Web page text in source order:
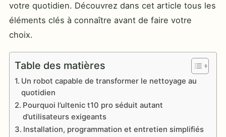
votre quotidien. Découvrez dans cet article tous les
éléments clés à connaître avant de faire votre
choix.
Table des matières
Un robot capable de transformer le nettoyage au
quotidien
Pourquoi l’ultenic t10 pro séduit autant
d’utilisateurs exigeants
Installation, programmation et entretien simplifiés